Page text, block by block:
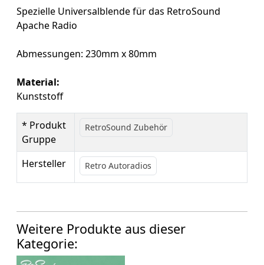
Spezielle Universalblende für das RetroSound
Apache Radio
Abmessungen: 230mm x 80mm
Material:
Kunststoff
* Produkt
Gruppe
RetroSound Zubehör
Hersteller Retro Autoradios
Weitere Produkte aus dieser
Kategorie: